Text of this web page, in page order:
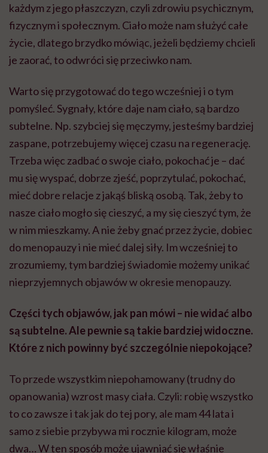
każdym z jego płaszczyzn, czyli zdrowiu psychicznym,
fizycznym i społecznym. Ciało może nam służyć całe
życie, dlatego brzydko mówiąc, jeżeli będziemy chcieli
je zaorać, to odwróci się przeciwko nam.
Warto się przygotować do tego wcześniej i o tym
pomyśleć. Sygnały, które daje nam ciało, są bardzo
subtelne. Np. szybciej się męczymy, jesteśmy bardziej
zaspane, potrzebujemy więcej czasu na regenerację.
Trzeba więc zadbać o swoje ciało, pokochać je – dać
mu się wyspać, dobrze zjeść, poprzytulać, pokochać,
mieć dobre relacje z jakąś bliską osobą. Tak, żeby to
nasze ciało mogło się cieszyć, a my się cieszyć tym, że
w nim mieszkamy. A nie żeby gnać przez życie, dobiec
do menopauzy i nie mieć dalej siły. Im wcześniej to
zrozumiemy, tym bardziej świadomie możemy unikać
nieprzyjemnych objawów w okresie menopauzy.
Części tych objawów, jak pan mówi – nie widać albo
są subtelne. Ale pewnie są takie bardziej widoczne.
Które z nich powinny być szczególnie niepokojące?
To przede wszystkim niepohamowany (trudny do
opanowania) wzrost masy ciała. Czyli: robię wszystko
to co zawsze i tak jak do tej pory, ale mam 44 lata i
samo z siebie przybywa mi rocznie kilogram, może
dwa… W ten sposób może ujawniać się właśnie